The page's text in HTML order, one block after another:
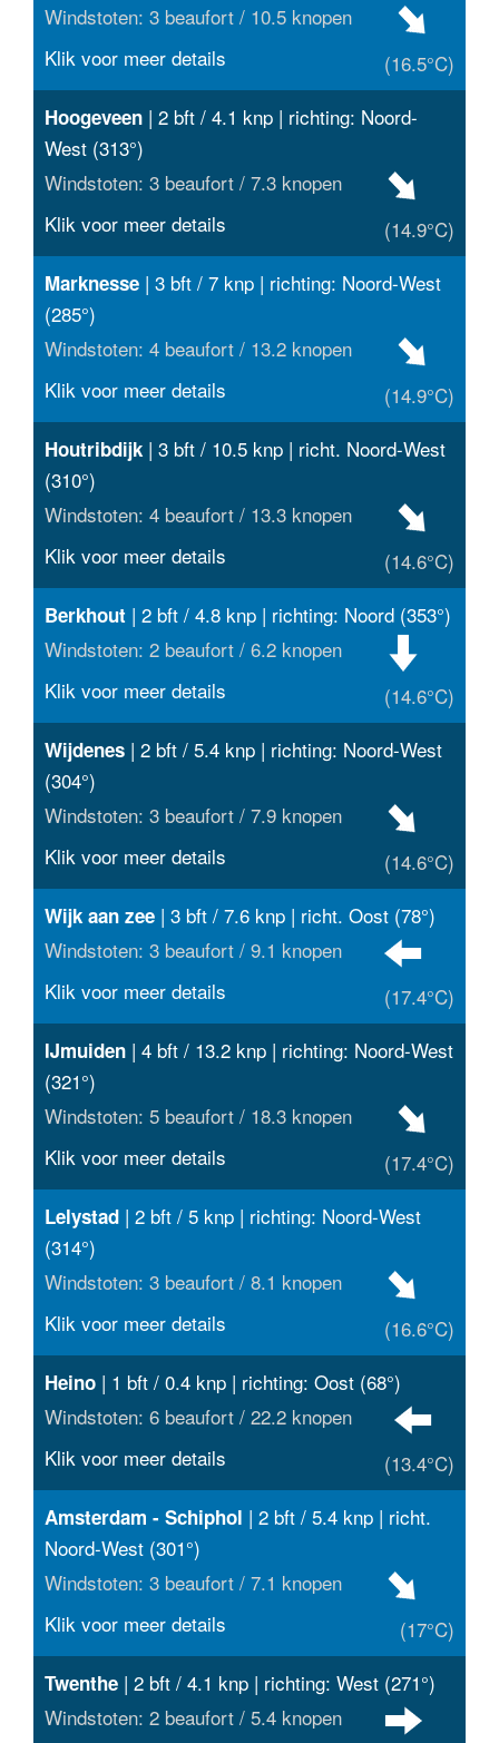
Windstoten: 3 beaufort / 10.5 knopen
(16.5°C)
Klik voor meer details
Hoogeveen | 2 bft / 4.1 knp | richting: Noord-
West (313°)
Windstoten: 3 beaufort / 7.3 knopen
(14.9°C)
Klik voor meer details
Marknesse | 3 bft / 7 knp | richting: Noord-West
(285°)
Windstoten: 4 beaufort / 13.2 knopen
(14.9°C)
Klik voor meer details
Houtribdijk | 3 bft / 10.5 knp | richt. Noord-West
(310°)
Windstoten: 4 beaufort / 13.3 knopen
(14.6°C)
Klik voor meer details
Berkhout | 2 bft / 4.8 knp | richting: Noord (353°)
Windstoten: 2 beaufort / 6.2 knopen
(14.6°C)
Klik voor meer details
Wijdenes | 2 bft / 5.4 knp | richting: Noord-West
(304°)
Windstoten: 3 beaufort / 7.9 knopen
(14.6°C)
Klik voor meer details
Wijk aan zee | 3 bft / 7.6 knp | richt. Oost (78°)
Windstoten: 3 beaufort / 9.1 knopen
(17.4°C)
Klik voor meer details
IJmuiden | 4 bft / 13.2 knp | richting: Noord-West
(321°)
Windstoten: 5 beaufort / 18.3 knopen
(17.4°C)
Klik voor meer details
Lelystad | 2 bft / 5 knp | richting: Noord-West
(314°)
Windstoten: 3 beaufort / 8.1 knopen
(16.6°C)
Klik voor meer details
Heino | 1 bft / 0.4 knp | richting: Oost (68°)
Windstoten: 6 beaufort / 22.2 knopen
(13.4°C)
Klik voor meer details
Amsterdam - Schiphol | 2 bft / 5.4 knp | richt.
Noord-West (301°)
Windstoten: 3 beaufort / 7.1 knopen
(17°C)
Klik voor meer details
Twenthe | 2 bft / 4.1 knp | richting: West (271°)
Windstoten: 2 beaufort / 5.4 knopen